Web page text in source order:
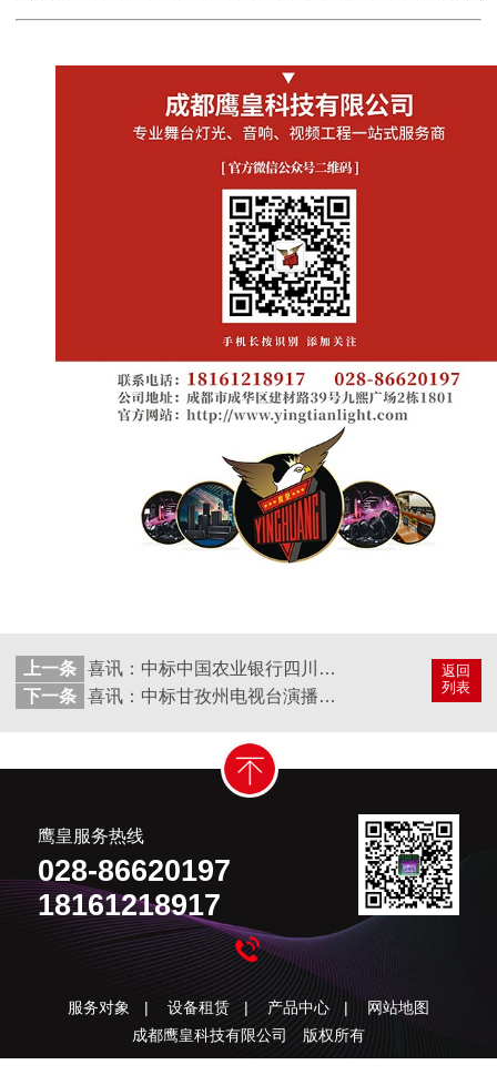
返回
列表
上一条
喜讯：中标中国农业银行四川省分行视频会议设备项目两年的供货协议
下一条
喜讯：中标甘孜州电视台演播厅灯光音响工程项目
鹰皇服务热线
028-86620197
18161218917
服务对象 | 设备租赁 | 产品中心 |
网站地图
成都鹰皇科技有限公司 版权所有